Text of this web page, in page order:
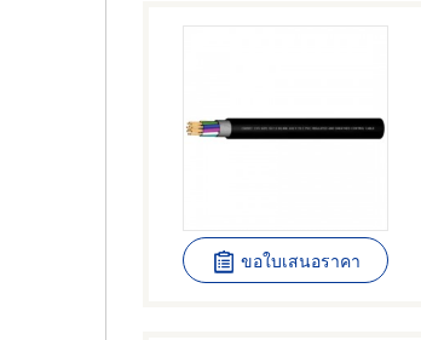
ขอใบเสนอราคา